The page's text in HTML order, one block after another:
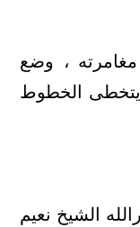
، وضع
يتخطى الخطوط
الشيخ نعيم